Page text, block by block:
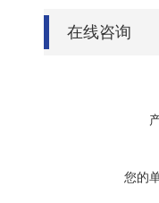
在线咨询
您的